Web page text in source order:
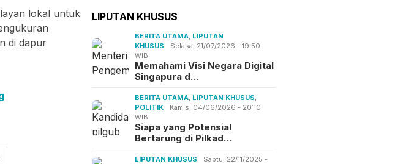
lokal untuk
di dapur
LIPUTAN KHUSUS
BERITA UTAMA, LIPUTAN
KHUSUS
Selasa, 21/07/2026 - 19:50
WIB
Memahami Visi Negara Digital
Singapura d…
BERITA UTAMA, LIPUTAN KHUSUS,
POLITIK
Kamis, 04/06/2026 - 20:10
WIB
Siapa yang Potensial
Bertarung di Pilkad…
LIPUTAN KHUSUS
Sabtu, 22/11/2025 -